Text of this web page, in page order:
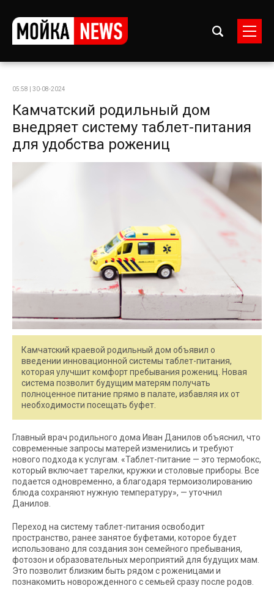
05:58 | 30-08-2024
Камчатский родильный дом
внедряет систему таблет-питания
для удобства рожениц
Камчатский краевой родильный дом объявил о
введении инновационной системы таблет-питания,
которая улучшит комфорт пребывания рожениц. Новая
система позволит будущим матерям получать
полноценное питание прямо в палате, избавляя их от
необходимости посещать буфет.
Главный врач родильного дома Иван Данилов объяснил, что
современные запросы матерей изменились и требуют
нового подхода к услугам. «Таблет-питание — это термобокс,
который включает тарелки, кружки и столовые приборы. Все
подается одновременно, а благодаря термоизолированию
блюда сохраняют нужную температуру», — уточнил
Данилов.
Переход на систему таблет-питания освободит
пространство, ранее занятое буфетами, которое будет
использовано для создания зон семейного пребывания,
фотозон и образовательных мероприятий для будущих мам.
Это позволит близким быть рядом с роженицами и
познакомить новорожденного с семьей сразу после родов.